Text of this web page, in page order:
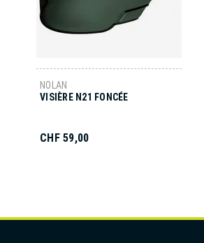
NOLAN
VISIÈRE N21 FONCÉE
CHF 59,00